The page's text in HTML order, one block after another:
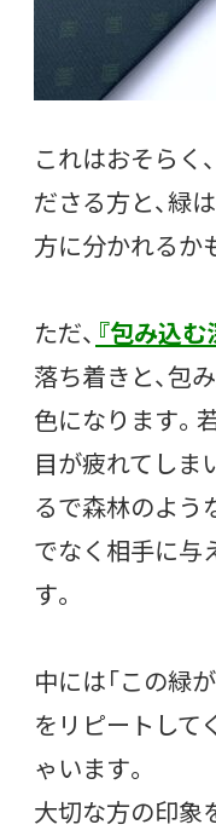
これはおそらく
ださる方と、緑
方に分かれるか
ただ、 『包み込む
落ち着きと、包
色になります。
目が疲れてしま
るで森林のよう
でなく相手に与
す。
中には「この緑
をリピートして
ゃいます。
大切な方の印象